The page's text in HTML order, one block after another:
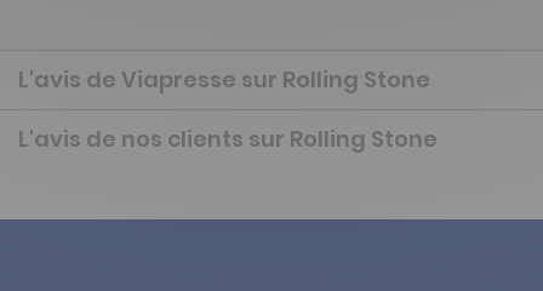
L'avis de Viapresse sur Rolling Stone
L'avis de nos clients sur Rolling Stone